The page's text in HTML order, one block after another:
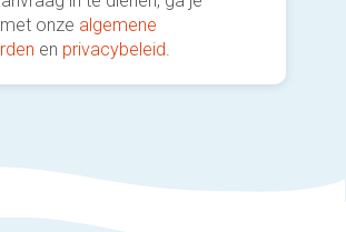
onze algemene
en privacybeleid.